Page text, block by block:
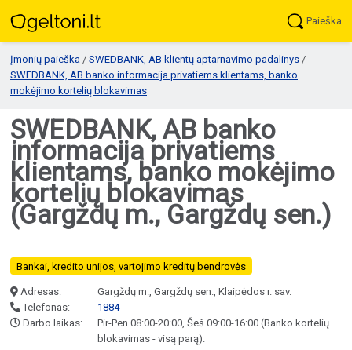
Paieška
Įmonių paieška / SWEDBANK, AB klientų aptarnavimo padalinys /
SWEDBANK, AB banko informacija privatiems klientams, banko
mokėjimo kortelių blokavimas
SWEDBANK, AB banko
informacija privatiems
klientams, banko mokėjimo
kortelių blokavimas
(Gargždų m., Gargždų sen.)
Bankai, kredito unijos, vartojimo kreditų bendrovės
Adresas:
Gargždų m., Gargždų sen., Klaipėdos r. sav.
Telefonas:
1884
Darbo laikas:
Pir-Pen 08:00-20:00, Šeš 09:00-16:00 (Banko kortelių
blokavimas - visą parą).